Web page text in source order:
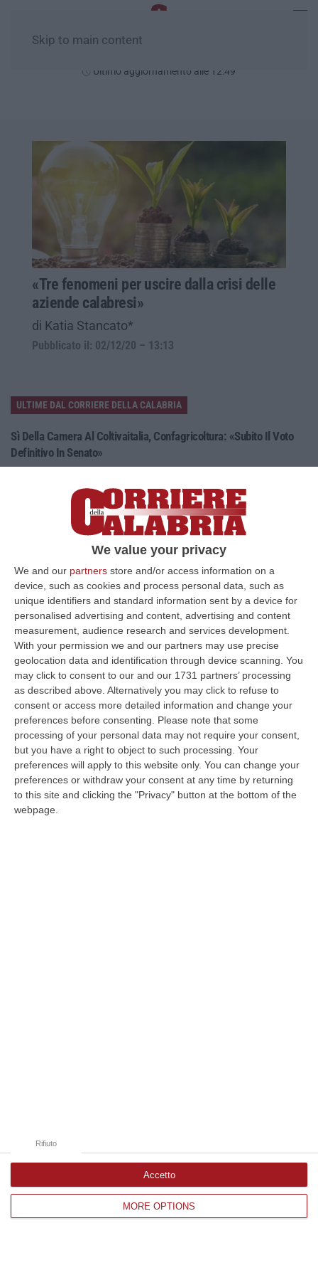
We value your privacy
We and our partners store and/or access information on a
device, such as cookies and process personal data, such as
unique identifiers and standard information sent by a device for
personalised advertising and content, advertising and content
measurement, audience research and services development.
With your permission we and our partners may use precise
geolocation data and identification through device scanning. You
may click to consent to our and our 1731 partners’ processing
as described above. Alternatively you may click to refuse to
consent or access more detailed information and change your
preferences before consenting.
Please note that some
processing of your personal data may not require your consent,
but you have a right to object to such processing. Your
preferences will apply to this website only. You can change your
preferences or withdraw your consent at any time by returning
to this site and clicking the "Privacy" button at the bottom of the
webpage.
MORE OPTIONS
Rifiuto
Accetto
Skip to main content
Ultimo aggiornamento alle 12:49
«Tre fenomeni per uscire dalla crisi delle
aziende calabresi»
di Katia Stancato*
Pubblicato il: 02/12/20 – 13:13
ULTIME DAL CORRIERE DELLA CALABRIA
Sì Della Camera Al Coltivaitalia, Confagricoltura: «Subito Il Voto
Definitivo In Senato»
del disegno di legge Coltivaitalia. «Grazie all’impegno del ministro, Fra…
06 Agosto, 12:49
Cosenza, Incassa Oltre 245mila Euro Dalla Pensione Del Padre
“CASTROVILLARI Ha continuato a percepire per sette anni la pensione di
anzianità del padre deceduto nel 2019, usufruendone mensilmente e sot…
06 Agosto, 12:13
Appalti Pubblici Gestiti Da Una Struttura “ombra” Tra Sicilia E
Reggio Calabria: 12 Misure Cautelari – NOMI
“REGGIO CALABRIA Una struttura aziendale “ombra”, diretta occultamente
da un imprenditore condannato in via definitiva per concorso esterno…
06 Agosto, 11:55
Reggio Calabria, Due Poliziotti Fuori Servizio Salvano Una Donna
Colta Da Un Malore In Spiaggia
“REGGIO CALABRIA Nei giorni scorsi, due poliziotti del Commissariato di
Pubblica Sicurezza di Gioia Tauro, liberi dal servizio, sono interve…
06 Agosto, 11:52
Corriere delle Calabria è una testata giornalistica di News&Com S.r.l
-2026. Tutti i diritti riservati.